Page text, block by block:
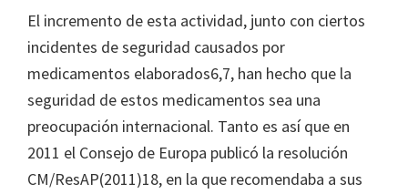
El incremento de esta actividad, junto con ciertos
incidentes de seguridad causados por
medicamentos elaborados6,7, han hecho que la
seguridad de estos medicamentos sea una
preocupación internacional. Tanto es así que en
2011 el Consejo de Europa publicó la resolución
CM/ResAP(2011)18, en la que recomendaba a sus